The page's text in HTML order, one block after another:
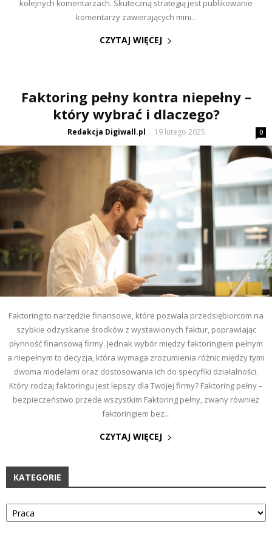
kolejnych komentarzach. Skuteczną strategią jest publikowanie
komentarzy zawierających mini...
CZYTAJ WIĘCEJ
Faktoring pełny kontra niepełny –
który wybrać i dlaczego?
Redakcja Digiwall.pl - 19 lutego 2025 0
Faktoring to narzędzie finansowe, które pozwala przedsiębiorcom na
szybkie odzyskanie środków z wystawionych faktur, poprawiając
płynność finansową firmy. Jednak wybór między faktoringiem pełnym
a niepełnym to decyzja, która wymaga zrozumienia różnic między tymi
dwoma modelami oraz dostosowania ich do specyfiki działalności.
Który rodzaj faktoringu jest lepszy dla Twojej firmy? Faktoring pełny –
bezpieczeństwo przede wszystkim Faktoring pełny, zwany również
faktoringiem bez...
CZYTAJ WIĘCEJ
KATEGORIE
Kategorie